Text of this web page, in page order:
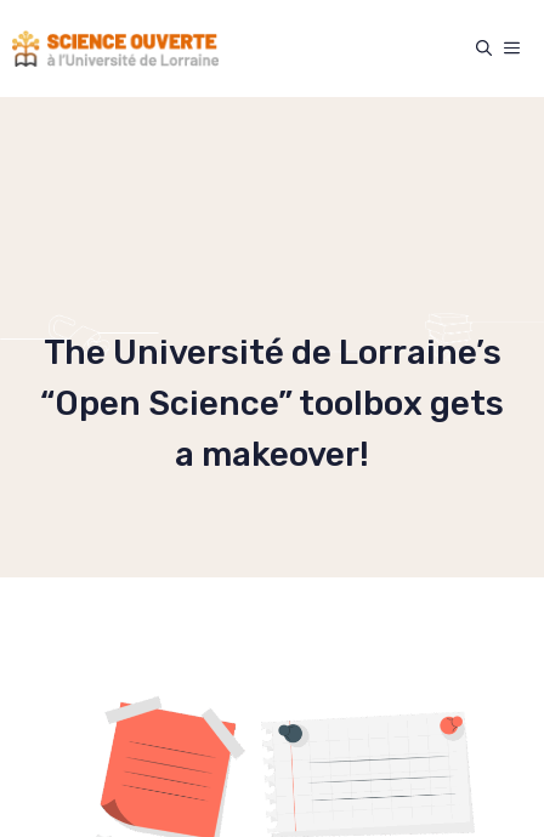
to
The Université de Lorraine’s
“Open Science” toolbox gets
a makeover!